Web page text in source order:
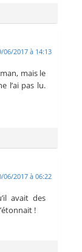
06/2017 à 14:13
mais le
l’ai pas lu.
06/2017 à 06:22
avait des
!